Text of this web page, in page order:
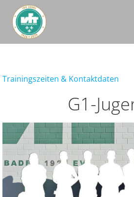
Trainingszeiten & Kontaktdaten
G1-